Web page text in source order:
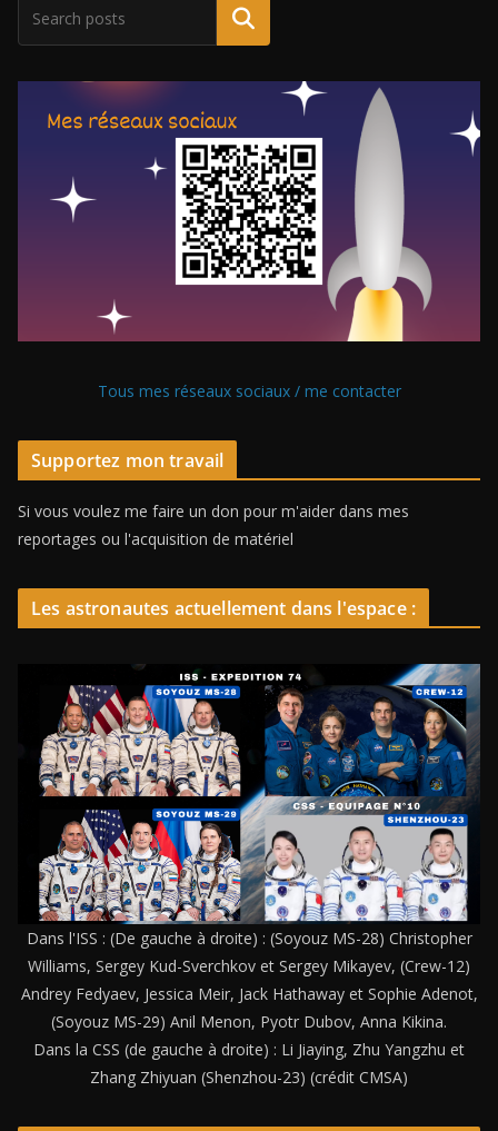
Tous mes réseaux sociaux / me contacter
Supportez mon travail
Si vous voulez me faire un don pour m'aider dans mes
reportages ou l'acquisition de matériel
Les astronautes actuellement dans l'espace :
Dans l'ISS : (De gauche à droite) : (Soyouz MS-28) Christopher
Williams, Sergey Kud-Sverchkov et Sergey Mikayev, (Crew-12)
Andrey Fedyaev, Jessica Meir, Jack Hathaway et Sophie Adenot,
(Soyouz MS-29) Anil Menon, Pyotr Dubov, Anna Kikina.
Dans la CSS (de gauche à droite) : Li Jiaying, Zhu Yangzhu et
Zhang Zhiyuan (Shenzhou-23) (crédit CMSA)